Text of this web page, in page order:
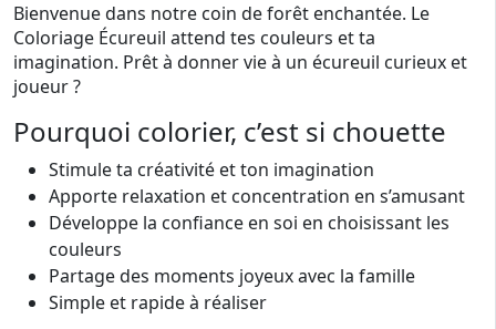
Bienvenue dans notre coin de forêt enchantée. Le
Coloriage Écureuil attend tes couleurs et ta
imagination. Prêt à donner vie à un écureuil curieux et
joueur ?
Pourquoi colorier, c’est si chouette
Stimule ta créativité et ton imagination
Apporte relaxation et concentration en s’amusant
Développe la confiance en soi en choisissant les
couleurs
Partage des moments joyeux avec la famille
Simple et rapide à réaliser